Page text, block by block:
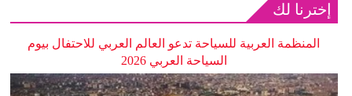
إخترنا لك
المنظمة العربية للسياحة تدعو العالم العربي للاحتفال بيوم
السياحة العربي 2026